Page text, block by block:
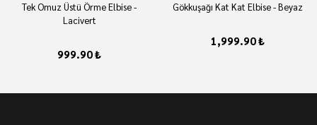
Tek Omuz Üstü Örme Elbise -
Lacivert
999.90 ₺
Gökkuşağı Kat Kat Elbise - Beyaz
1,999.90 ₺